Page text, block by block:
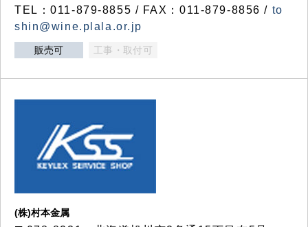
TEL：011-879-8855 / FAX：011-879-8856 / to
shin@wine.plala.or.jp
販売可 工事・取付可
(株)村本金属